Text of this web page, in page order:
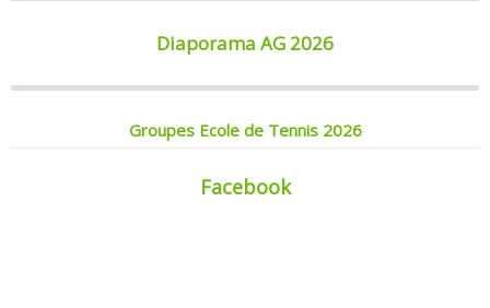
Diaporama AG 2026
Groupes Ecole de Tennis 2026
Facebook